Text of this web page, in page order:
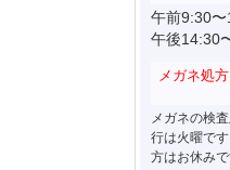
午前9:30
午後14:30
メガネ処
メガネの検
行は火曜で
方はお休みで